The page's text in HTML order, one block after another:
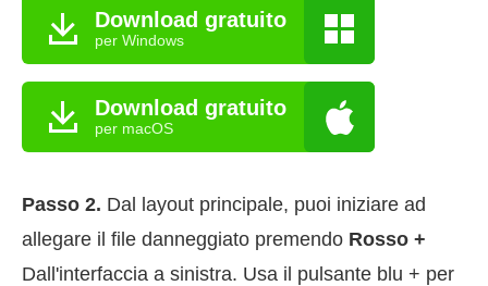
Download gratuito
per Windows
Download gratuito
per macOS
Passo 2. Dal layout principale, puoi iniziare ad
allegare il file danneggiato premendo Rosso +
Dall'interfaccia a sinistra. Usa il pulsante blu + per